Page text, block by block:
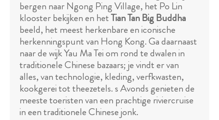
bergen naar Ngong Ping Village, het Po Lin
klooster bekijken en hetTian Tan Big Buddha
beeld, het meest herkenbare en iconische
herkenningspunt van Hong Kong. Ga daarnaast
naar de wijk Yau Ma Tei om rond te dwalen in
traditionele Chinese bazaars; je vindt er van
alles, van technologie, kleding, verfkwasten,
kookgerei tot theezetels. s Avonds genieten de
meeste toeristen van een prachtige riviercruise
in een traditionele Chinese jonk.